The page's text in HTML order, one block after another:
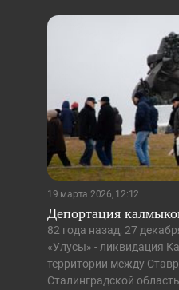
19 марта 2026, 12:12
Депортация
82 года назад, 27
«Улусы» - ликвидация
территории между
Сталинградской